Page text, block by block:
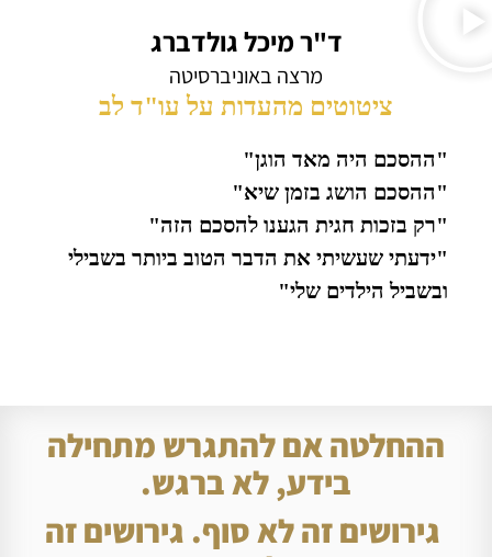
ד"ר מיכל גולדברג
מרצה באוניברסיטה
ציטוטים מהעדות על עו"ד לב
"ההסכם היה מאד הוגן"
"ההסכם הושג בזמן שיא"
"רק בזכות חגית הגענו להסכם הזה"
"ידעתי שעשיתי את הדבר הטוב ביותר בשבילי
ובשביל הילדים שלי"
ההחלטה אם להתגרש מתחילה
בידע, לא ברגש.
גירושים זה לא סוף. גירושים זה